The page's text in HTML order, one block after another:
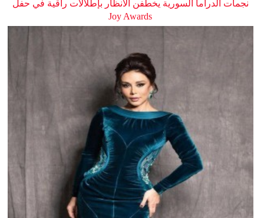
نجمات الدراما السورية يخطفن الأنظار بإطلالات راقية في حفل
Joy Awards